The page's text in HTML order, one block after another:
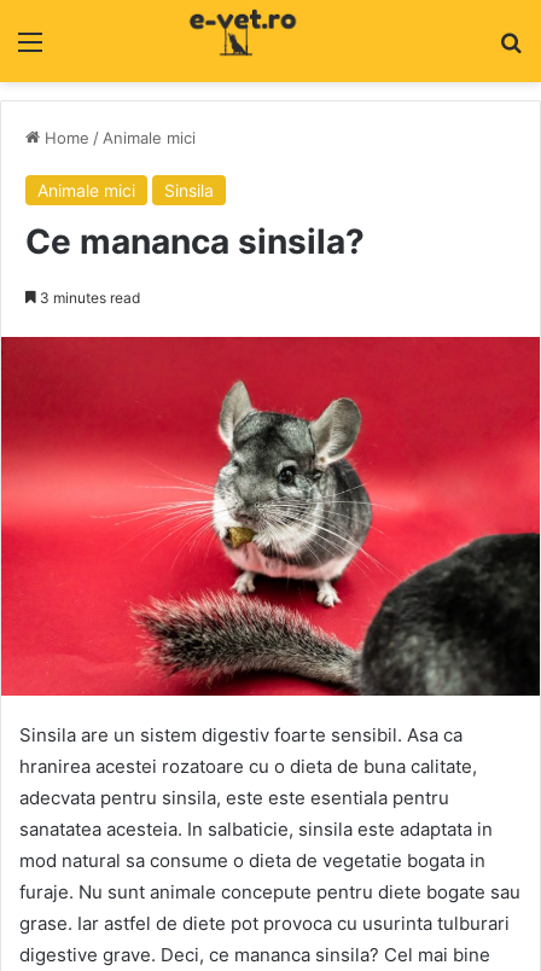
Home / Animale mici
Animale mici Sinsila
Ce mananca sinsila?
3 minutes read
Sinsila are un sistem digestiv foarte sensibil. Asa ca
hranirea acestei rozatoare cu o dieta de buna calitate,
adecvata pentru sinsila, este este esentiala pentru
sanatatea acesteia. In salbaticie, sinsila este adaptata in
mod natural sa consume o dieta de vegetatie bogata in
furaje. Nu sunt animale concepute pentru diete bogate sau
grase. Iar astfel de diete pot provoca cu usurinta tulburari
digestive grave. Deci, ce mananca sinsila? Cel mai bine